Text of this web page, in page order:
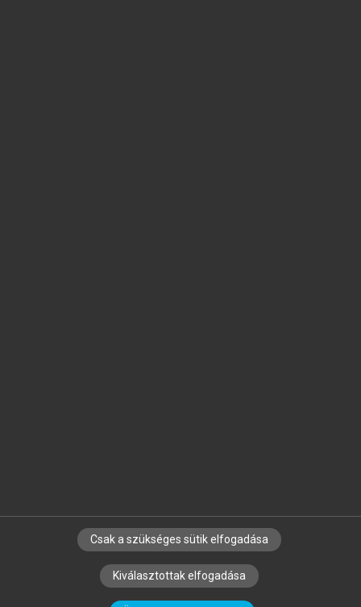
SZERZŐKNEK CÉGEKNEK KÖNYVTÁROSOKNAK
SZERKESZTÉSI ÉS LEKTORÁLÁSI ALAPELVEK
Csak a szükséges sütik elfogadása
Kiválasztottak elfogadása